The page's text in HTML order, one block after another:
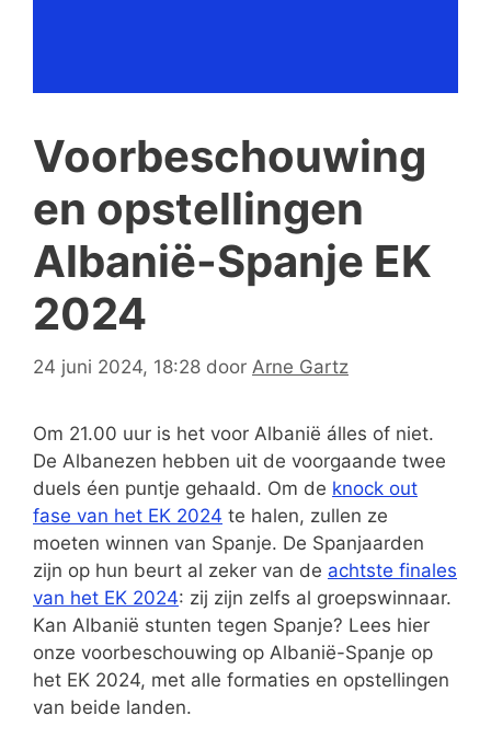
Voorbeschouwing
en opstellingen
Albanië-Spanje EK
2024
24 juni 2024, 18:28 door Arne Gartz
Om 21.00 uur is het voor Albanië álles of niet.
De Albanezen hebben uit de voorgaande twee
duels éen puntje gehaald. Om de knock out
fase van het EK 2024 te halen, zullen ze
moeten winnen van Spanje. De Spanjaarden
zijn op hun beurt al zeker van de achtste finales
van het EK 2024: zij zijn zelfs al groepswinnaar.
Kan Albanië stunten tegen Spanje? Lees hier
onze voorbeschouwing op Albanië-Spanje op
het EK 2024, met alle formaties en opstellingen
van beide landen.